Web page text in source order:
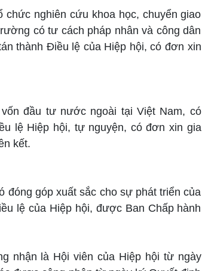
chức nghiên cứu khoa học, chuyển giao
có tư cách pháp nhân và công dân
thành Điều lệ của Hiệp hội, có đơn xin
đầu tư nước ngoài tại Việt Nam, có
lệ Hiệp hội, tự nguyện, có đơn xin gia
kết.
đóng góp xuất sắc cho sự phát triển của
lệ của Hiệp hội, được Ban Chấp hành
nhận là Hội viên của Hiệp hội từ ngày